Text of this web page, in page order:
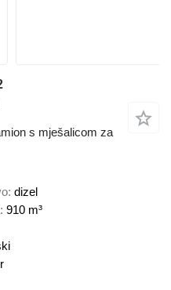
s mješalicom za
dizel
910 m³